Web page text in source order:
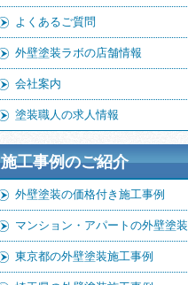
よくあるご質問
外壁塗装ラボの店舗情報
会社案内
塗装職人の求人情報
施工事例のご紹介
外壁塗装の価格付き施工事例
マンション・アパートの外壁塗装
東京都の外壁塗装施工事例